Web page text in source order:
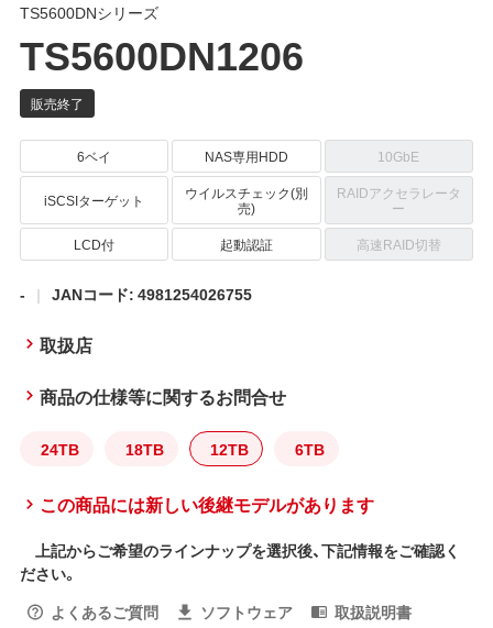
TS5600DNシリーズ
TS5600DN1206
6ベイ NAS専用HDD 10GbE
iSCSIターゲット ウイルスチェック(別
売)
RAIDアクセラレータ
ー
LCD付
起動認証 高速RAID切替
- JANコード: 4981254026755
取扱店
商品の仕様等に関するお問合せ
24TB 18TB 12TB 6TB
この商品には新しい後継モデルがあります
上記からご希望のラインナップを選択後、下記情報をご確認く
ださい。
よくあるご質問
ソフトウェア
取扱説明書